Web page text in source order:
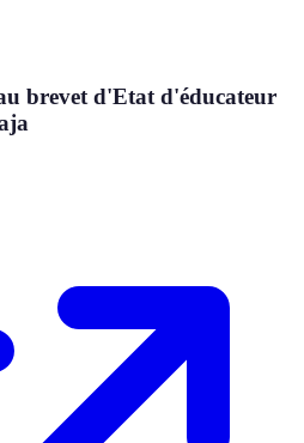
brevet d'Etat d'éducateur